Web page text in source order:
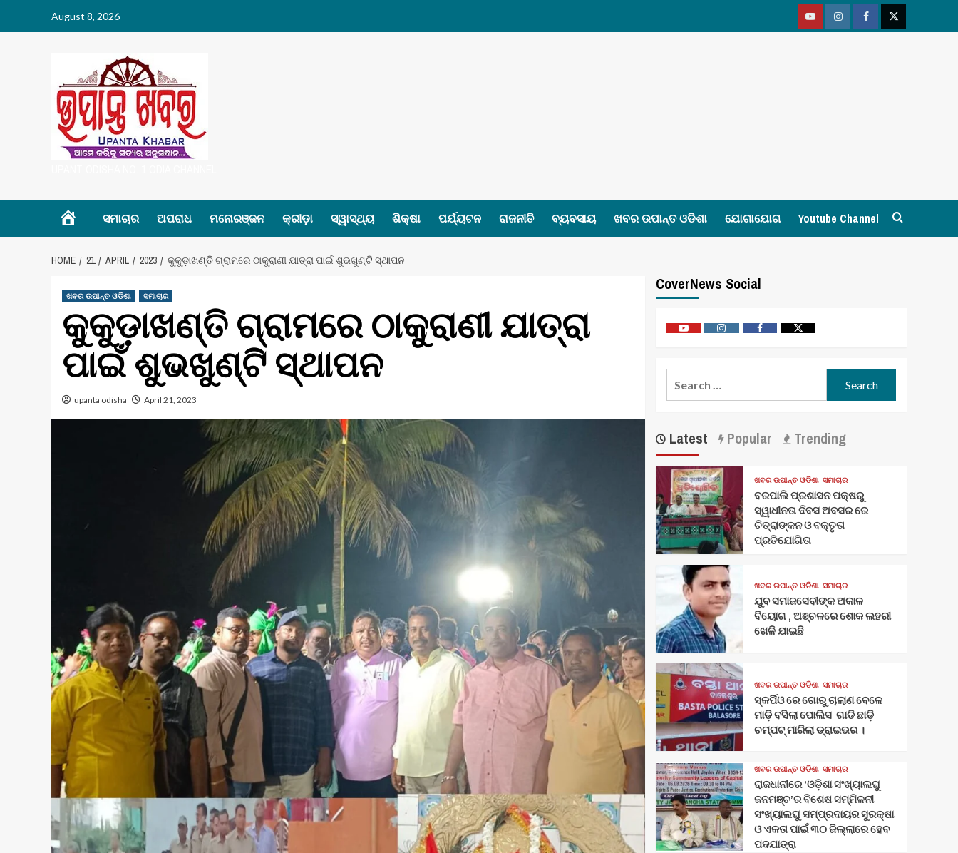
August 8, 2026
YoutubeVimeoFacebookTwitter
Homeସମାଚାର ଅପରାଧ ମନୋରଞ୍ଜନ କ୍ରୀଡ଼ା ସ୍ୱାସ୍ଥ୍ୟ ଶିକ୍ଷା ପର୍ଯ୍ୟଟନ ରାଜନୀତି ବ୍ୟବସାୟ ଖବର ଉପାନ୍ତ ଓଡିଶା ଯୋଗାଯୋଗ Youtube Channel
HOME 21 APRIL 2023 କୁକୁଡ଼ାଖଣ୍ତି ଗ୍ରାମରେ ଠାକୁରାଣୀ ଯାତ୍ରା ପାଇଁ ଶୁଭଖୁଣ୍ଟି ସ୍ଥାପନ
ଖବର ଉପାନ୍ତ ଓଡିଶା ସମାଚାର
କୁକୁଡ଼ାଖଣ୍ତି ଗ୍ରାମରେ ଠାକୁରାଣୀ ଯାତ୍ରା
ପାଇଁ ଶୁଭଖୁଣ୍ଟି ସ୍ଥାପନ
upanta odisha April 21, 2023
CoverNews Social
YoutubeVimeo FacebookTwitter
Latest Popular Trending
ଖବର ଉପାନ୍ତ ଓଡିଶା ସମାଚାର
ବରପାଲି ପ୍ରଶାସନ ପକ୍ଷରୁ
ସ୍ୱାଧୀନତା ଦିବସ ଅବସର ରେ
ଚିତ୍ରାଙ୍କନ ଓ ବକ୍ତୃତା
ପ୍ରତିଯୋଗିତା
ଖବର ଉପାନ୍ତ ଓଡିଶା ସମାଚାର
ଯୁବ ସମାଜସେବୀଙ୍କ ଅକାଳ
ବିୟୋଗ , ଅଞ୍ଚଳରେ ଶୋକ ଲହରୀ
ଖେଳି ଯାଇଛି
ଖବର ଉପାନ୍ତ ଓଡିଶା ସମାଚାର
ସ୍କର୍ପିଓ ରେ ଗୋରୁ ଚାଲାଣ ବେଳେ
ମାଡ଼ି ବସିଲା ପୋଲିସ ଗାଡି ଛାଡ଼ି
ଚମ୍ପଟ୍ ମାରିଲା ଡ୍ରାଇଭର ।
ଖବର ଉପାନ୍ତ ଓଡିଶା ସମାଚାର
ରାଜଧାନୀରେ ‘ଓଡ଼ିଶା ସଂଖ୍ୟାଲଘୁ
ଜନମଞ୍ଚ’ର ବିଶେଷ ସମ୍ମିଳନୀ
ସଂଖ୍ୟାଲଘୁ ସମ୍ପ୍ରଦାୟର ସୁରକ୍ଷା
ଓ ଏକତା ପାଇଁ ୩୦ ଜିଲ୍ଲାରେ ହେବ
ପଦଯାତ୍ରା